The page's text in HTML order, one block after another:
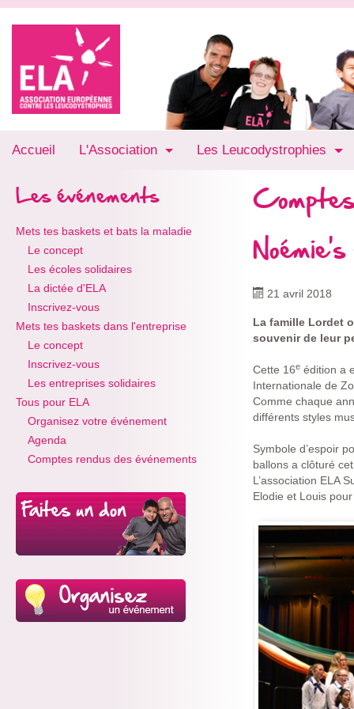
Accueil L'Association Les Leucodystrophies
Les événements
Mets tes baskets et bats la maladie
Le concept
Les écoles solidaires
La dictée d'ELA
Inscrivez-vous
Mets tes baskets dans l'entreprise
Le concept
Inscrivez-vous
Les entreprises solidaires
Tous pour ELA
Organisez votre événement
Agenda
Comptes rendus des événements
21 avril 2018
La famille Lordet
souvenir de leur
Cette 16eédition a
Internationale de
Comme chaque
différents styles
Symbole d’espoir
ballons a clôturé
L’association ELA
Elodie et Louis